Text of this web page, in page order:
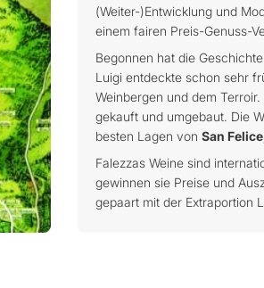
(Weiter-)Entwicklung und
einem fairen Preis-Genuss-
Begonnen hat die
Luigi entdeckte schon sehr
Weinbergen und dem
gekauft und umgebaut. Die
besten Lagen von San
Falezzas Weine sind
gewinnen sie Preise und
gepaart mit der Extraportion